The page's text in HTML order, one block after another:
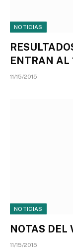
NOTICIAS
ENTRAN AL
11/15/2015
NOTICIAS
NOTAS DEL
11/15/2015